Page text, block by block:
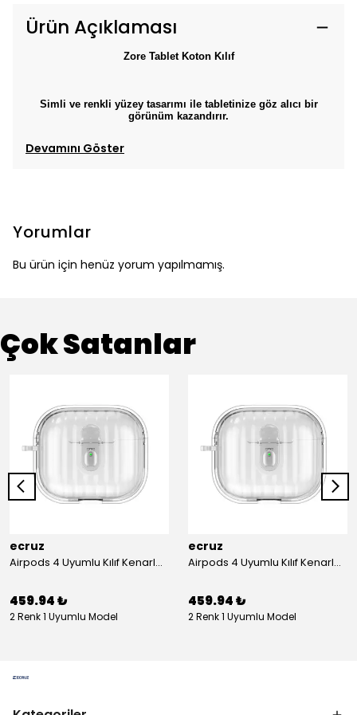
Ürün Açıklaması
Zore Tablet Koton Kılıf
Simli ve renkli yüzey tasarımı ile tabletinize göz alıcı bir
görünüm kazandırır.
Devamını Göster
Yorumlar
Bu ürün için henüz yorum yapılmamış.
Çok Satanlar
ecruz
Airpods 4 Uyumlu Kılıf Kenarları Renkli Şeffaf Dilimli Silikon Ecruz Airbag 40 Uyumlu Kılıf
459.94 ₺
2 Renk 1 Uyumlu Model
ecruz
Airpods 4 Uyumlu Kılıf Kenarları Renkli Şeffaf Dilimli Silikon Ecruz Airbag 40 Uyumlu Kılıf
459.94 ₺
2 Renk 1 Uyumlu Model